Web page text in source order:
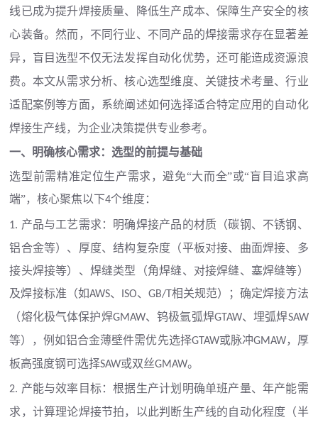
线已成为提升焊接质量、降低生产成本、保障生产安全的核
心装备。然而，不同行业、不同产品的焊接需求存在显著差
异，盲目选型不仅无法发挥自动化优势，还可能造成资源浪
费。本文从需求分析、核心选型维度、关键技术考量、行业
适配案例等方面，系统阐述如何选择适合特定应用的自动化
焊接生产线，为企业决策提供专业参考。
一、明确核心需求：选型的前提与基础
选型前需精准定位生产需求，避免“大而全”或“盲目追求高
端”，核心聚焦以下4个维度：
1. 产品与工艺需求：明确焊接产品的材质（碳钢、不锈钢、
铝合金等）、厚度、结构复杂度（平板对接、曲面焊接、多
接头焊接等）、焊缝类型（角焊缝、对接焊缝、塞焊缝等）
及焊接标准（如AWS、 ISO、 GB/T相关规范）；确定焊接方法
（熔化极气体保护焊GMAW、钨极氩弧焊GTAW、埋弧焊SAW
等），例如铝合金薄壁件需优先选择GTAW或脉冲GMAW，厚
板高强度钢可选择SAW或双丝GMAW。
2. 产能与效率目标：根据生产计划明确单班产量、年产能需
求，计算理论焊接节拍，以此判断生产线的自动化程度（半